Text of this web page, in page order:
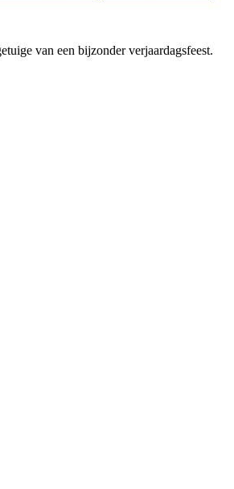
van een bijzonder verjaardagsfeest.